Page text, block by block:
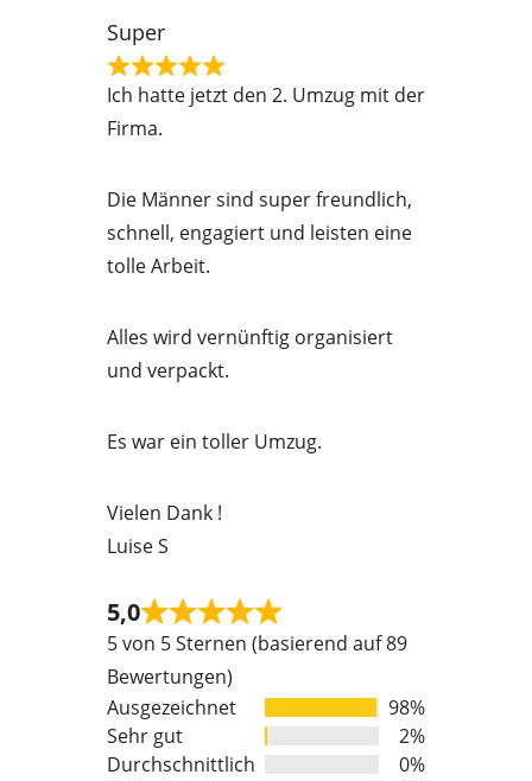
o
f
Super
R
d
5
o
t
o
5
Ich hatte jetzt den 2. Umzug mit der
Firma.
Die Männer sind super freundlich,
schnell, engagiert und leisten eine
tolle Arbeit.
Alles wird vernünftig organisiert
und verpackt.
Es war ein toller Umzug.
Vielen Dank !
Luise S
5,0
Rated
out
5
5 von 5 Sternen (basierend auf 89
Bewertungen)
Ausgezeichnet
98%
Sehr gut
2%
Durchschnittlich
0%